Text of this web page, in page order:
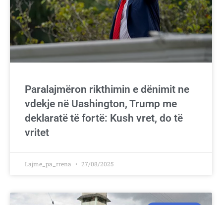
Paralajmëron rikthimin e dënimit ne
vdekje në Uashington, Trump me
deklaratë të fortë: Kush vret, do të
vritet
Lajme_pa_rrena 27/08/2025